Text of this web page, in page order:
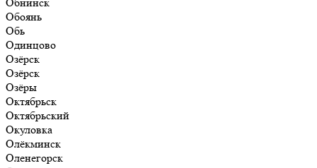
Обоянь
Обь
Одинцово
Озёрск
Озёрск
Озёры
Октябрьск
Октябрьский
Окуловка
Олёкминск
Оленегорск